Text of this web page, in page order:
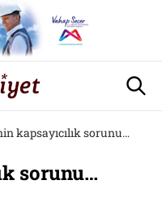
kapsayıcılık sorunu…
sorunu…